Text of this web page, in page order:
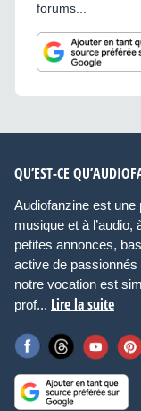
forums...
QU’EST-CE
Audiofanzine est une
musique et à
petites annonces,
active de
notre vocation est
prof... Lire la suite